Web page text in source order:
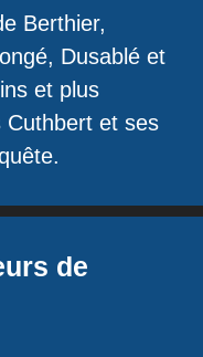
Berthier,
Dusablé et
et plus
Cuthbert et ses
de